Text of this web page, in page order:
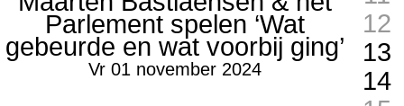
Parlement spelen ‘Wat
gebeurde en wat voorbij ging’
Vr 01 november 2024
12
13
14